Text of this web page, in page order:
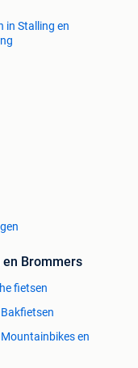
voor zorg
vindt u een
uw dagelijks
u te adviseren en
voor uw
en ervaar de
biedt.
in Stalling en
en Brommers
fietsen
Mountainbikes en